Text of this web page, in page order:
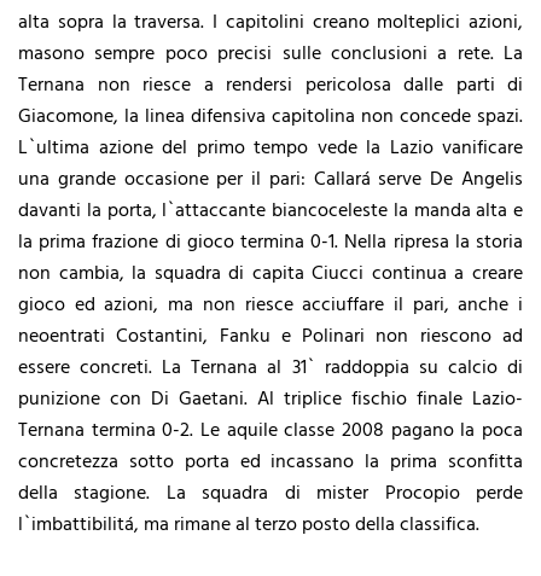
alta sopra la traversa. I capitolini creano molteplici azioni,
masono sempre poco precisi sulle conclusioni a rete. La
Ternana non riesce a rendersi pericolosa dalle parti di
Giacomone, la linea difensiva capitolina non concede spazi.
L`ultima azione del primo tempo vede la Lazio vanificare
una grande occasione per il pari: Callará serve De Angelis
davanti la porta, l`attaccante biancoceleste la manda alta e
la prima frazione di gioco termina 0-1. Nella ripresa la storia
non cambia, la squadra di capita Ciucci continua a creare
gioco ed azioni, ma non riesce acciuffare il pari, anche i
neoentrati Costantini, Fanku e Polinari non riescono ad
essere concreti. La Ternana al 31` raddoppia su calcio di
punizione con Di Gaetani. Al triplice fischio finale Lazio-
Ternana termina 0-2. Le aquile classe 2008 pagano la poca
concretezza sotto porta ed incassano la prima sconfitta
della stagione. La squadra di mister Procopio perde
l`imbattibilitá, ma rimane al terzo posto della classifica.